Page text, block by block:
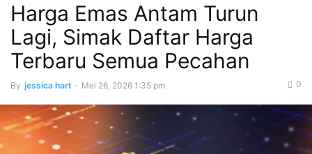
Harga Emas Antam Turun
Lagi, Simak Daftar Harga
Terbaru Semua Pecahan
By jessica hart - Mei 26, 2026 1:35 pm 0